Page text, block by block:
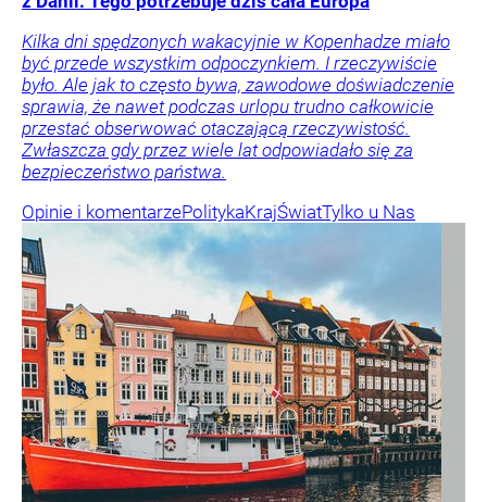
Kilka dni spędzonych wakacyjnie w Kopenhadze miało
być przede wszystkim odpoczynkiem. I rzeczywiście
było. Ale jak to często bywa, zawodowe doświadczenie
sprawia, że nawet podczas urlopu trudno całkowicie
przestać obserwować otaczającą rzeczywistość.
Zwłaszcza gdy przez wiele lat odpowiadało się za
bezpieczeństwo państwa.
Opinie i komentarzePolitykaKrajŚwiatTylko u Nas